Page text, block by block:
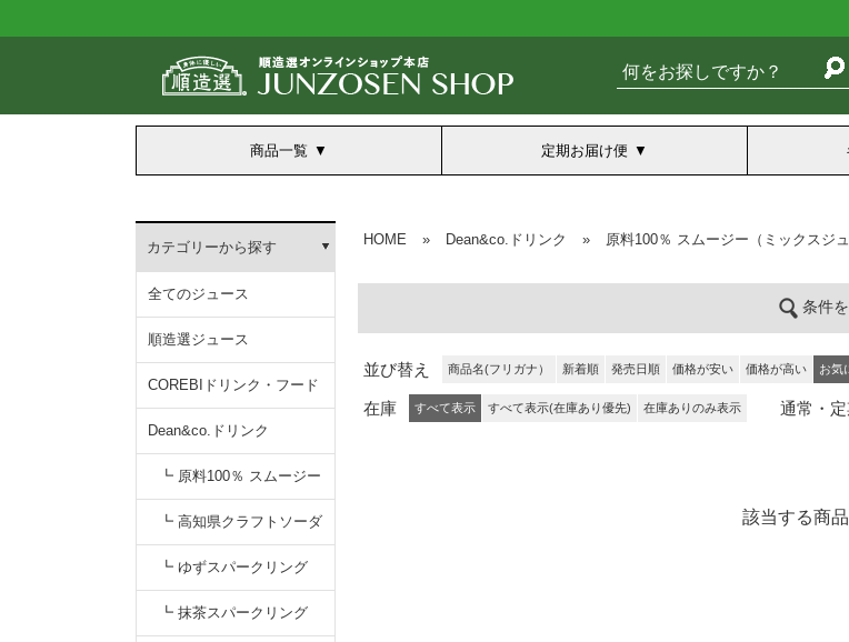
商品一覧 定期お届け便
カテゴリーから探す
全てのジュース
順造選ジュース
COREBIドリンク・フード
Dean&co.ドリンク
┗ 原料100％ スムージー
（ミックスジュース）
┗ 高知県クラフトソーダ
┗ ゆずスパークリング
┗ 抹茶スパークリング
HOME » Dean&co.ドリンク » 原料100％ スムージー（ミックスジュ
条件
並び替え 商品名(フリガナ） 新着順 発売日順 価格が安い 価格が高い お気
在庫 すべて表示 すべて表示(在庫あり優先) 在庫ありのみ表示 通常・定
該当する商